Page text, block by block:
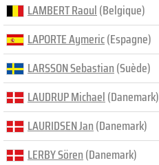
LAMBERT Raoul(Belgique)
LAPORTE Aymeric(Espagne)
LARSSON Sebastian(Suède)
LAUDRUP Michael(Danemark)
LAURIDSEN Jan(Danemark)
LERBY Sören(Danemark)